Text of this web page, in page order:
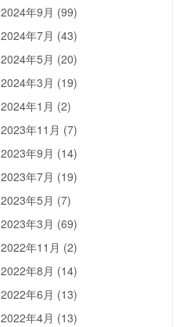
2024年9月 (99)
2024年7月 (43)
2024年5月 (20)
2024年3月 (19)
2024年1月 (2)
2023年11月 (7)
2023年9月 (14)
2023年7月 (19)
2023年5月 (7)
2023年3月 (69)
2022年11月 (2)
2022年8月 (14)
2022年6月 (13)
2022年4月 (13)